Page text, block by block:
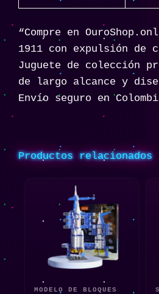
“Compre en
1911 con expulsión de
Juguete de colección
de largo alcance y
Envío seguro en
Productos relacionados
MODELO DE BLOQUES